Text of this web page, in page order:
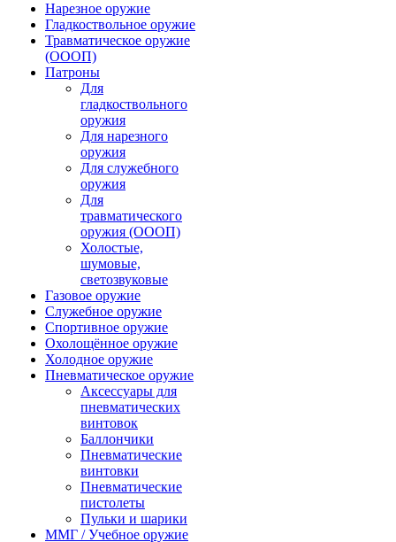
Нарезное оружие
Гладкоствольное оружие
Травматическое оружие
(ОООП)
Патроны
Для
гладкоствольного
оружия
Для нарезного
оружия
Для служебного
оружия
Для
травматического
оружия (ОООП)
Холостые,
шумовые,
светозвуковые
Газовое оружие
Служебное оружие
Спортивное оружие
Охолощённое оружие
Холодное оружие
Пневматическое оружие
Аксессуары для
пневматических
винтовок
Баллончики
Пневматические
винтовки
Пневматические
пистолеты
Пульки и шарики
ММГ / Учебное оружие